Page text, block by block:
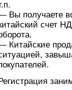
Вы получаете
счет
Китайские